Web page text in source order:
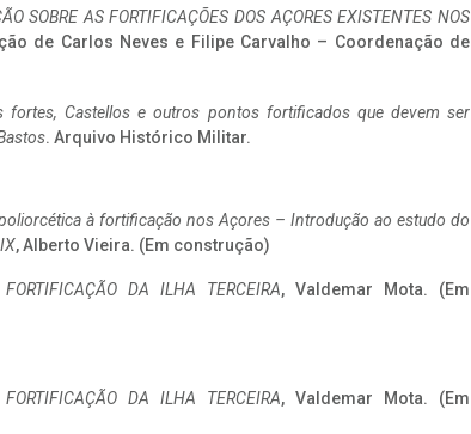
SOBRE AS FORTIFICAÇÕES DOS AÇORES EXISTENTES NOS
de Carlos Neves e Filipe Carvalho – Coordenação de
fortes, Castellos e outros pontos fortificados que devem ser
. Arquivo Histórico Militar.
à fortificação nos Açores – Introdução ao estudo do
, Alberto Vieira. (Em construção)
FORTIFICAÇÃO DA ILHA TERCEIRA, Valdemar Mota. (Em
FORTIFICAÇÃO DA ILHA TERCEIRA, Valdemar Mota. (Em